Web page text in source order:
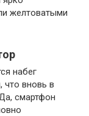
желтоватыми
набег
вновь в
смартфон